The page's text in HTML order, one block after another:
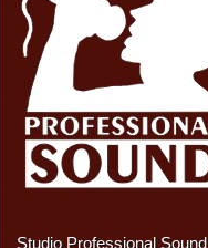
Studio Professional Sound